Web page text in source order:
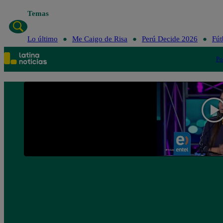
Temas
Lo último Me Caigo de Risa Perú Decide 2026